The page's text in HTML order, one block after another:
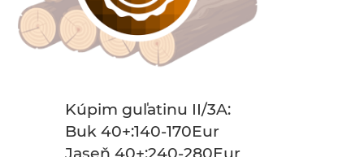
Kúpim guľatinu II/3A:
Buk 40+:140-170Eur